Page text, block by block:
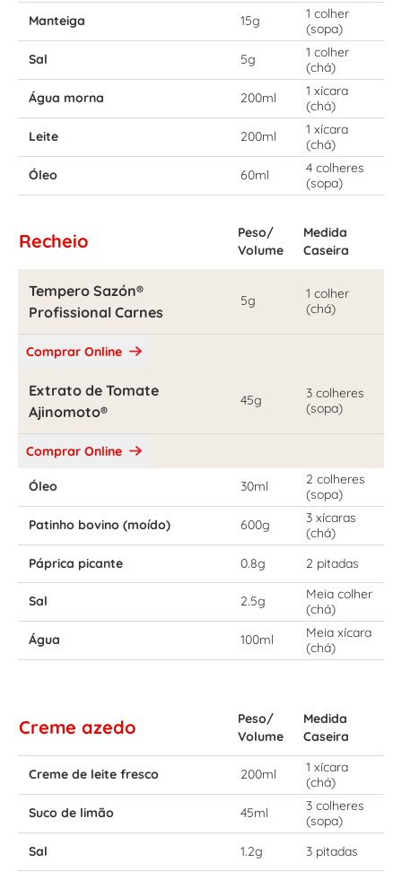
Manteiga
15g
1 colher
(sopa)
Sal
5g
1 colher
(chá)
Água morna
200ml
1 xícara
(chá)
Leite
200ml
1 xícara
(chá)
Óleo
60ml
4 colheres
(sopa)
Recheio
Peso/
Volume
Medida
Caseira
Tempero Sazón®
Profissional Carnes
5g
1 colher
(chá)
Comprar Online
Extrato de Tomate
Ajinomoto®
45g
3 colheres
(sopa)
Comprar Online
Óleo 30ml
2 colheres
(sopa)
Patinho bovino (moído)
600g
3 xícaras
(chá)
Páprica picante
0.8g 2 pitadas
Sal 2.5g
Meia colher
(chá)
Água
100ml
Meia xícara
(chá)
Creme azedo
Peso/
Volume
Medida
Caseira
Creme de leite fresco 200ml
1 xícara
(chá)
Suco de limão
45ml
3 colheres
(sopa)
Sal
1.2g 3 pitadas